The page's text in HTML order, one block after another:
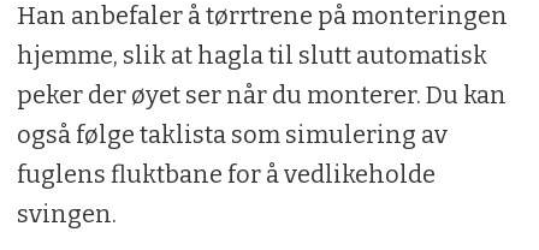
Han anbefaler å tørrtrene på monteringen
hjemme, slik at hagla til slutt automatisk
peker der øyet ser når du monterer. Du kan
også følge taklista som simulering av
fuglens fluktbane for å vedlikeholde
svingen.